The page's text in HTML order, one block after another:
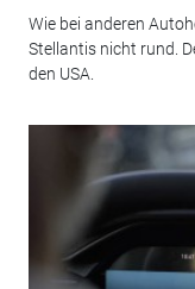
Wie bei anderen
Stellantis nicht rund.
den USA.